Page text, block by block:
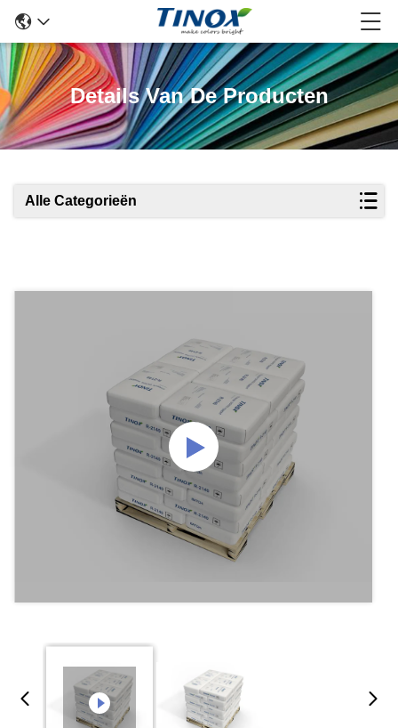
Details Van De Producten
Alle Categorieën